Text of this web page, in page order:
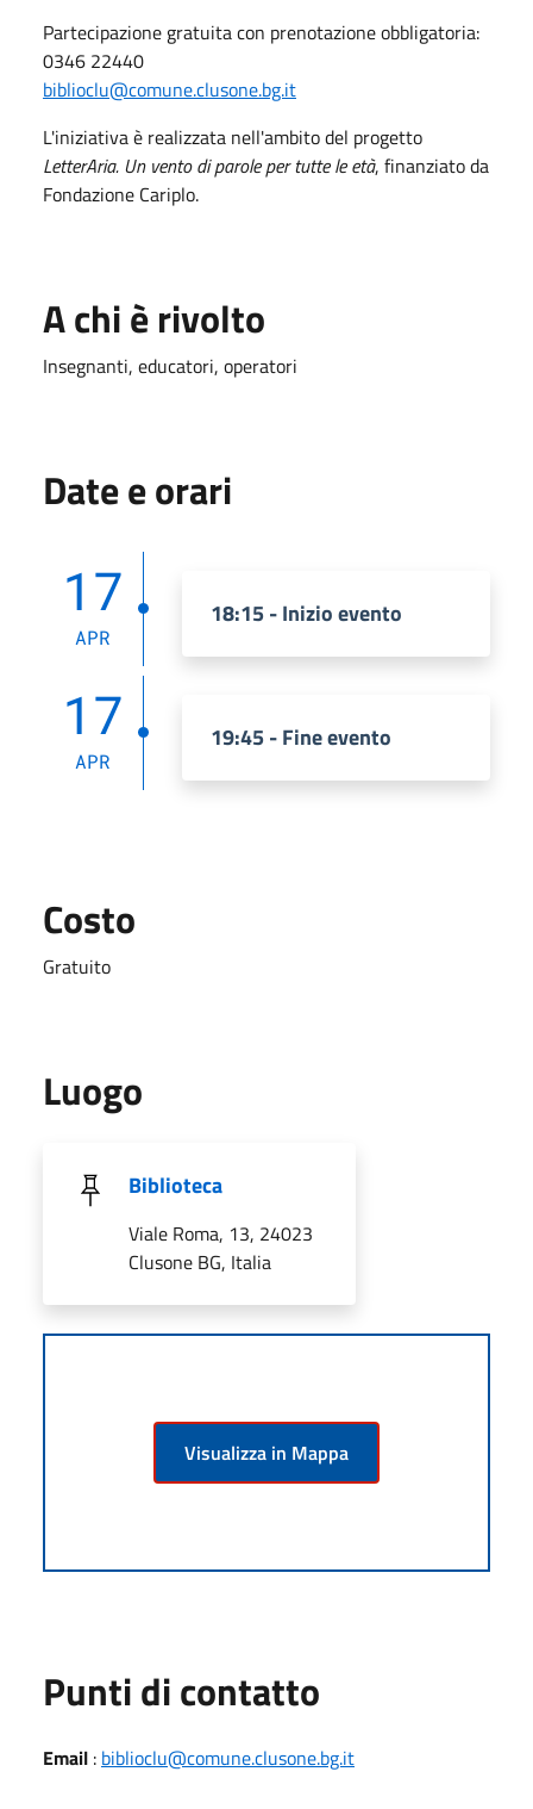
Partecipazione gratuita con prenotazione obbligatoria:
0346 22440
biblioclu@comune.clusone.bg.it
L'iniziativa è realizzata nell'ambito del progetto
LetterAria. Un vento di parole per tutte le età, finanziato da
Fondazione Cariplo.
A chi è rivolto
Insegnanti, educatori, operatori
Date e orari
17
APR
18:15 - Inizio evento
17
APR
19:45 - Fine evento
Costo
Gratuito
Luogo
Biblioteca
Viale Roma, 13, 24023
Clusone BG, Italia
Visualizza in Mappa
Punti di contatto
Email : biblioclu@comune.clusone.bg.it